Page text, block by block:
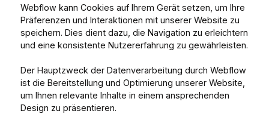
Webflow kann Cookies auf Ihrem Gerät setzen, um Ihre
Präferenzen und Interaktionen mit unserer Website zu
speichern. Dies dient dazu, die Navigation zu erleichtern
und eine konsistente Nutzererfahrung zu gewährleisten.
Der Hauptzweck der Datenverarbeitung durch Webflow
ist die Bereitstellung und Optimierung unserer Website,
um Ihnen relevante Inhalte in einem ansprechenden
Design zu präsentieren.